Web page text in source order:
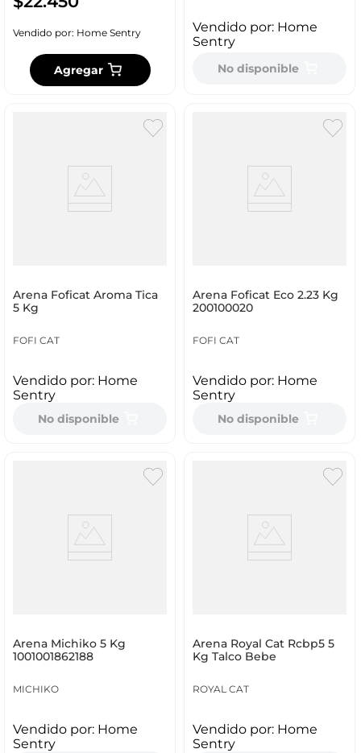
Vendido por: Home Sentry
Agregar
Vendido por: Home
Sentry
No disponible
Arena Foficat Aroma Tica
5 Kg
FOFI CAT
Vendido por: Home
Sentry
No disponible
Arena Foficat Eco 2.23 Kg
200100020
FOFI CAT
Vendido por: Home
Sentry
No disponible
Arena Michiko 5 Kg
1001001862188
MICHIKO
Vendido por: Home
Sentry
Arena Royal Cat Rcbp5 5
Kg Talco Bebe
ROYAL CAT
Vendido por: Home
Sentry